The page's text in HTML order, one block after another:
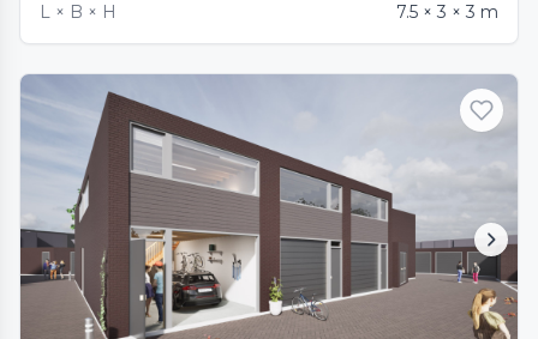
L × B × H
7.5 × 3 × 3 m